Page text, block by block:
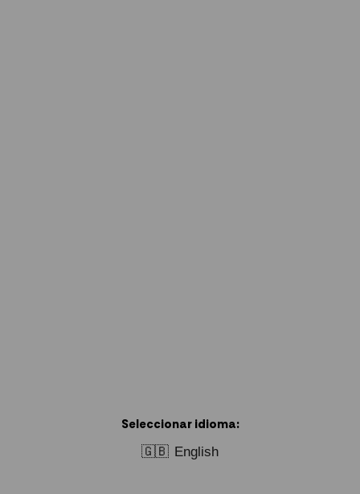
Seleccionar idioma:
🇬🇧 English